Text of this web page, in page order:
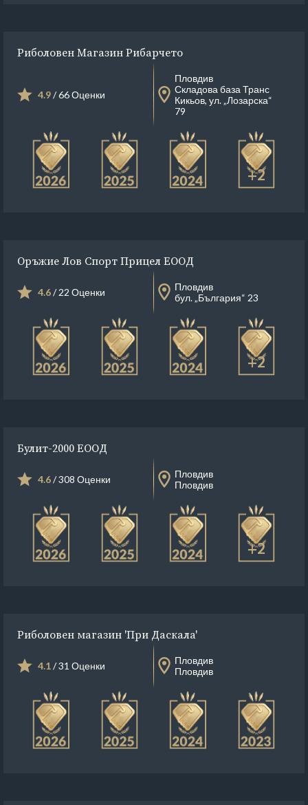
Риболовен Магазин Рибарчето
4.9/ 66 Оценки
Пловдив
Складова база Транс
Кикьов, ул. „Лозарска“
79
+2
Оръжие Лов Спорт Прицел ЕООД
4.6/ 22 Оценки
Пловдив
бул. „България“ 23
+2
Булит-2000 ЕООД
4.6/ 308 Оценки
Пловдив
Пловдив
+2
Риболовен магазин 'При Даскала'
4.1/ 31 Оценки
Пловдив
Пловдив